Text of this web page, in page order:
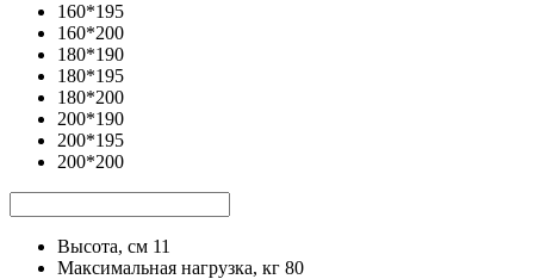
160*195
160*200
180*190
180*195
180*200
200*190
200*195
200*200
Высота, см 11
Максимальная нагрузка, кг 80